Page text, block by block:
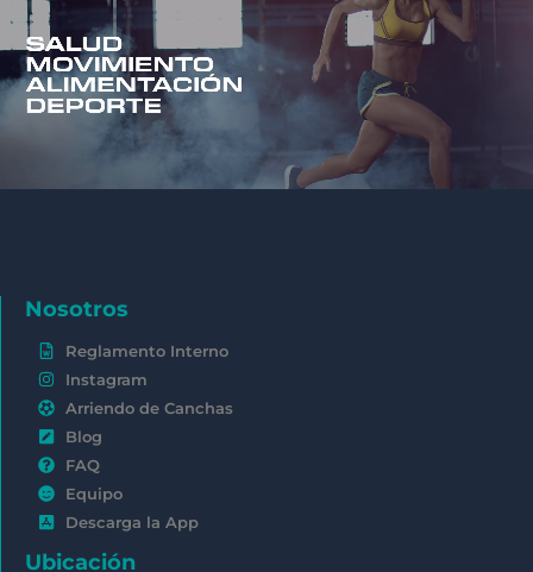
Nosotros
Reglamento Interno
Instagram
Arriendo de Canchas
Blog
FAQ
Equipo
Descarga la App
Ubicación